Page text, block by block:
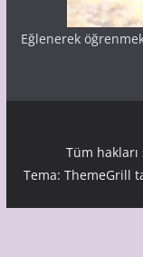
Eğlenerek
Tüm hakları
Tema: ThemeGrill